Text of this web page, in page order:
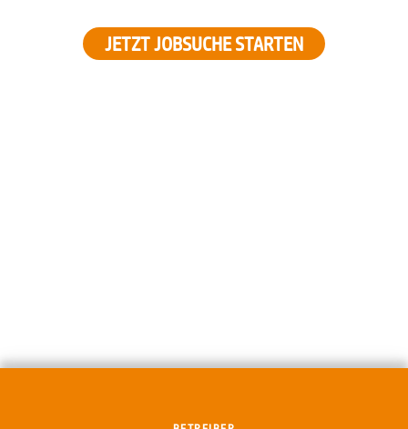
JETZT JOBSUCHE STARTEN